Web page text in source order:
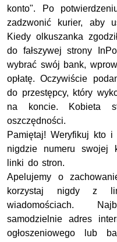
konto". Po
zadzwonić kurier, aby
Kiedy olkuszanka
do fałszywej strony
wybrać swój bank,
opłatę. Oczywiście
do przestępcy, który
na koncie. Kobieta
oszczędności.
Pamiętaj! Weryfikuj kto
nigdzie numeru swojej
linki do stron.
Apelujemy o
korzystaj nigdy z
wiadomościach.
samodzielnie adres
ogłoszeniowego lub